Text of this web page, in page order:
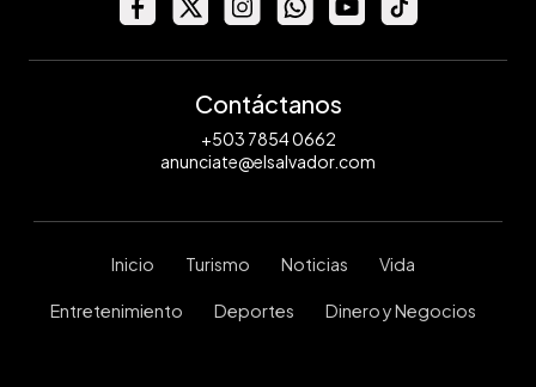
Contáctanos
+503 7854 0662
anunciate@elsalvador.com
Inicio Turismo Noticias Vida
Entretenimiento Deportes Dinero y Negocios